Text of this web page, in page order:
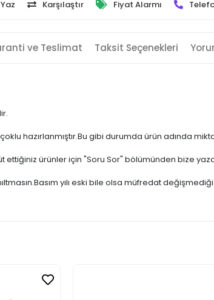
Karşılaştır Fiyat Alarmı
ve Teslimat Taksit Seçenekleri
hazırlanmıştır.Bu gibi durumda ürün adında
ettiğiniz ürünler için "Soru Sor" bölümünden bize
yılı eski bile olsa müfredat